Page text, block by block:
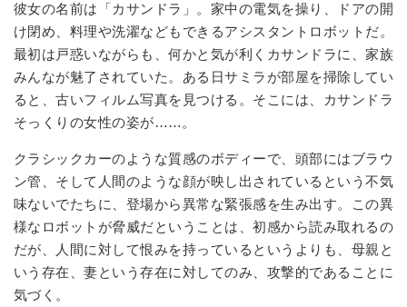
彼女の名前は「カサンドラ」。家中の電気を操り、ドアの開
け閉め、料理や洗濯などもできるアシスタントロボットだ。
最初は戸惑いながらも、何かと気が利くカサンドラに、家族
みんなが魅了されていた。ある日サミラが部屋を掃除してい
ると、古いフィルム写真を見つける。そこには、カサンドラ
そっくりの女性の姿が… …。
クラシックカーのような質感のボディーで、頭部にはブラウ
ン管、そして人間のような顔が映し出されているという不気
味ないでたちに、登場から異常な緊張感を生み出す。この異
様なロボットが脅威だということは、初感から読み取れるの
だが、人間に対して恨みを持っているというよりも、母親と
いう存在、妻という存在に対してのみ、攻撃的であることに
気づく。